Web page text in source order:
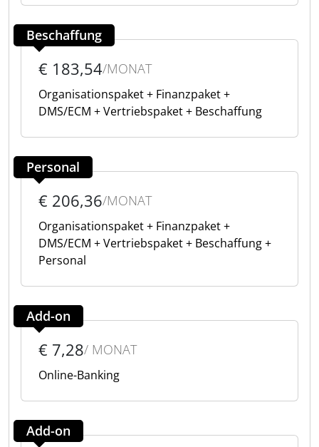
Beschaffung
€ 183,54/MONAT
Organisationspaket + Finanzpaket +
DMS/ECM + Vertriebspaket + Beschaffung
Personal
€ 206,36/MONAT
Organisationspaket + Finanzpaket +
DMS/ECM + Vertriebspaket + Beschaffung +
Personal
Add-on
€ 7,28/ MONAT
Online-Banking
Add-on